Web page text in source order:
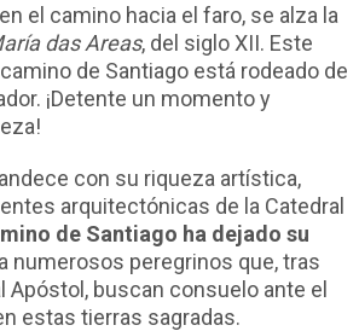
el camino hacia el faro, se alza la
das Areas, del siglo XII. Este
de Santiago está rodeado de
¡Detente un momento y
con su riqueza artística,
arquitectónicas de la Catedral
de Santiago ha dejado su
numerosos peregrinos que, tras
Apóstol, buscan consuelo ante el
estas tierras sagradas.